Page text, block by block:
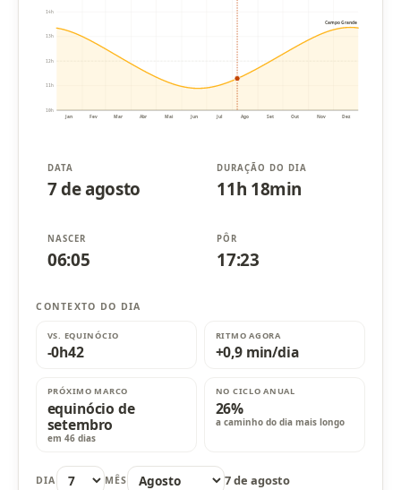
10h
11h
12h
13h
14h
Jan Fev Mar Abr Mai Jun Jul Ago Set Out Nov Dez
Campo Grande
DATA
7 de agosto
DURAÇÃO DO DIA
11h 18min
NASCER
06:05
PÔR
17:23
CONTEXTO DO DIA
VS. EQUINÓCIO
-0h42
RITMO AGORA
+0,9 min/dia
PRÓXIMO MARCO
equinócio de
setembro
em 46 dias
NO CICLO ANUAL
26%
a caminho do dia mais longo
DIA MÊS 7 de agosto